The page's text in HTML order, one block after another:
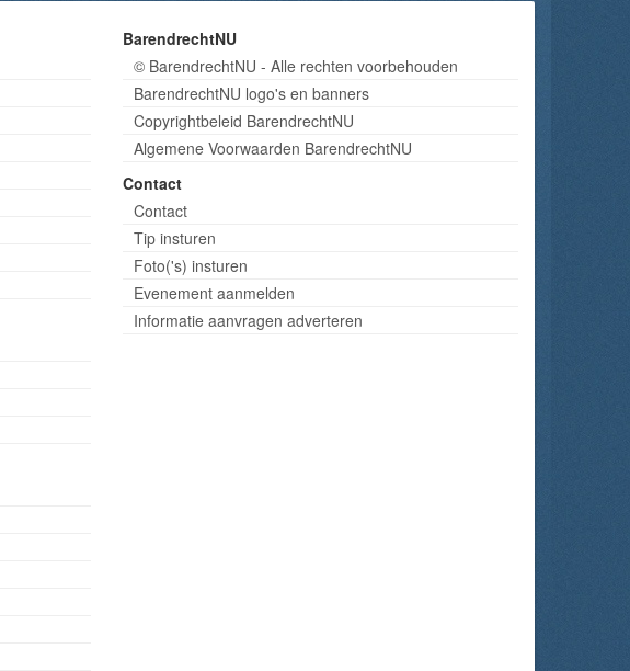
BarendrechtNU
© BarendrechtNU - Alle rechten voorbehouden
BarendrechtNU logo's en banners
Copyrightbeleid BarendrechtNU
Algemene Voorwaarden BarendrechtNU
Contact
Contact
Tip insturen
Foto('s) insturen
Evenement aanmelden
Informatie aanvragen adverteren